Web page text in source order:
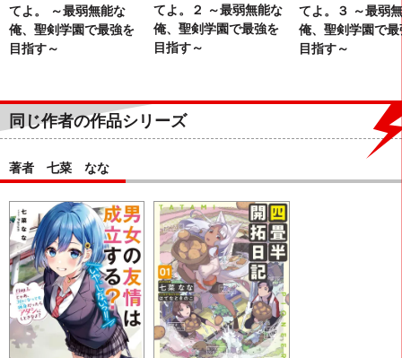
てよ。 ～最弱無能な
俺、聖剣学園で最強を
目指す～
てよ。２ ～最弱無能な
俺、聖剣学園で最強を
目指す～
てよ。３ ～最弱
俺、聖剣学園で最
目指す～
同じ作者の作品シリーズ
著者 七菜 なな